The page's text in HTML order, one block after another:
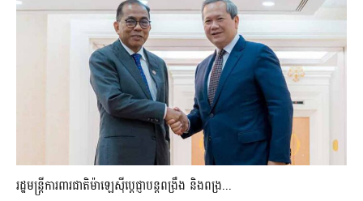
រដ្ឋមន្ត្រីការពារជាតិម៉ាឡេស៊ីប្ដេជ្ញាបន្តពង្រឹង និងពង្រ...